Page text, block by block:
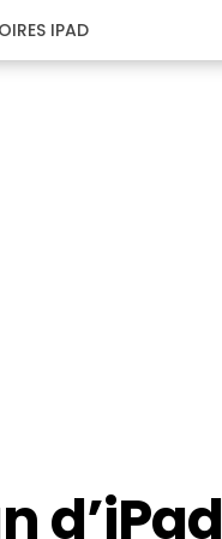
IPAD
d’iPad